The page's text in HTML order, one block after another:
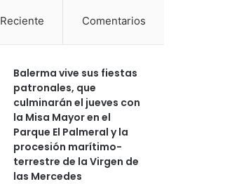
Reciente Comentarios
Balerma vive sus fiestas
patronales, que
culminarán el jueves con
la Misa Mayor en el
Parque El Palmeral y la
procesión marítimo-
terrestre de la Virgen de
las Mercedes